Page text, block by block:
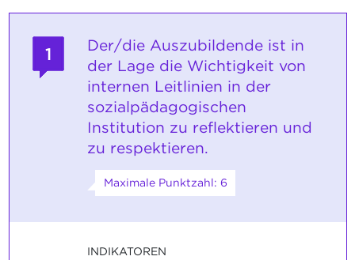
1
Der/die Auszubildende ist in
der Lage die Wichtigkeit von
internen Leitlinien in der
sozialpädagogischen
Institution zu reflektieren und
zu respektieren.
Maximale Punktzahl: 6
INDIKATOREN